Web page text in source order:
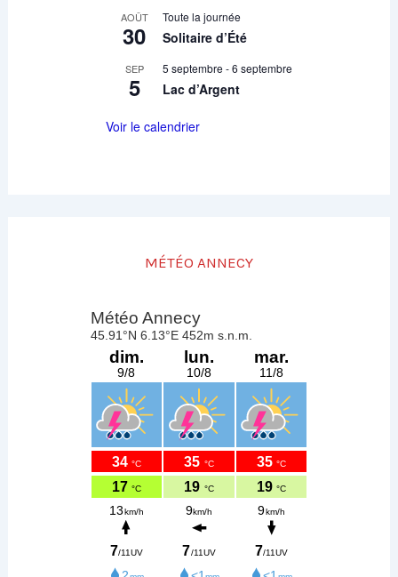
AOÛT
30
Toute la journée
Solitaire d’Été
SEP
5
5 septembre -6 septembre
Lac d’Argent
Voir le calendrier
MÉTÉO ANNECY